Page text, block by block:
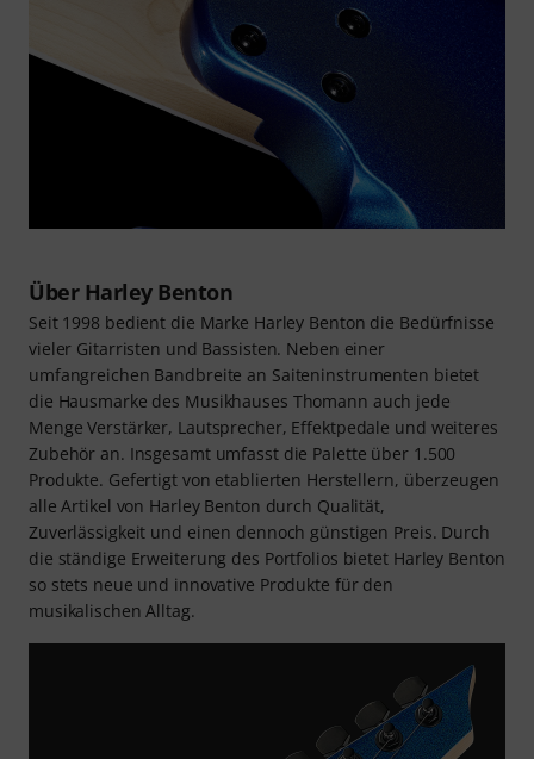
Über Harley Benton
Seit 1998 bedient die Marke Harley Benton die Bedürfnisse
vieler Gitarristen und Bassisten. Neben einer
umfangreichen Bandbreite an Saiteninstrumenten bietet
die Hausmarke des Musikhauses Thomann auch jede
Menge Verstärker, Lautsprecher, Effektpedale und weiteres
Zubehör an. Insgesamt umfasst die Palette über 1.500
Produkte. Gefertigt von etablierten Herstellern, überzeugen
alle Artikel von Harley Benton durch Qualität,
Zuverlässigkeit und einen dennoch günstigen Preis. Durch
die ständige Erweiterung des Portfolios bietet Harley Benton
so stets neue und innovative Produkte für den
musikalischen Alltag.